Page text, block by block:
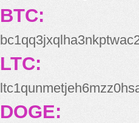
BTC:
LTC:
DOGE: